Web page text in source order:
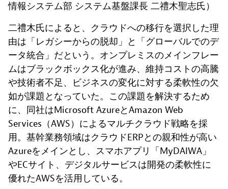
情報システム部 システム基盤課長 二禮木聖志氏）
二禮木氏によると、クラウドへの移行を選択した理
由は「レガシーからの脱却」と「グローバルでのデ
ータ統合」だという。オンプレミスのメインフレー
ムはブラックボックス化が進み、維持コストの高騰
や技術者不足、ビジネスの変化に対する柔軟性の欠
如が課題となっていた。この課題を解決するため
に、同社はMicrosoft AzureとAmazon Web
Services（AWS）によるマルチクラウド戦略を採
用。基幹業務領域はクラウドERPとの親和性が高い
Azureをメインとし、スマホアプリ「MyDAIWA」
やECサイト、デジタルサービスは開発の柔軟性に
優れたAWSを活用している。